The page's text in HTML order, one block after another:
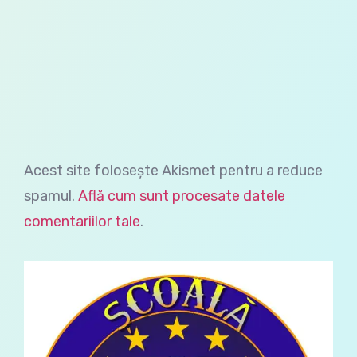
Acest site folosește Akismet pentru a reduce
spamul. Află cum sunt procesate datele
comentariilor tale.